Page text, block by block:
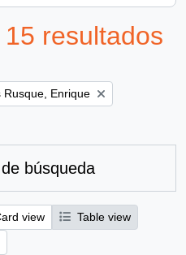
resultados
filter:
Rusque, Enrique
búsqueda
view
Table view